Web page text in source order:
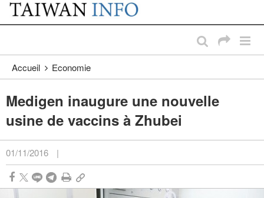
Passer au contenu principal
:::
Accueil Economie
Medigen inaugure une nouvelle
usine de vaccins à Zhubei
01/11/2016 |